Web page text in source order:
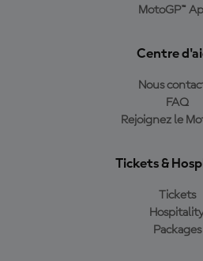
MotoGP™
Centre
Nous
FAQ
Rejoignez le
Tickets &
Tickets
Packages